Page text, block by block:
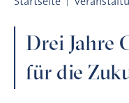
Drei Jahre
für die